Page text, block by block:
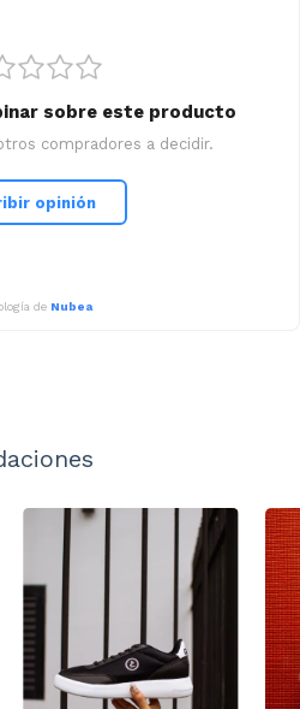
sobre este producto
compradores a decidir.
opinión
de Nubea